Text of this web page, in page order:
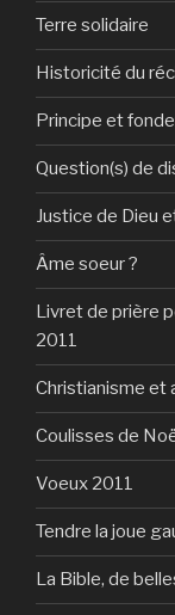
Terre solidaire
Historicité du
Principe et
Question(s) de
Justice de Dieu
Âme soeur ?
Livret de prière
2011
Christianisme et
Coulisses de
Voeux 2011
Tendre la joue
La Bible, de